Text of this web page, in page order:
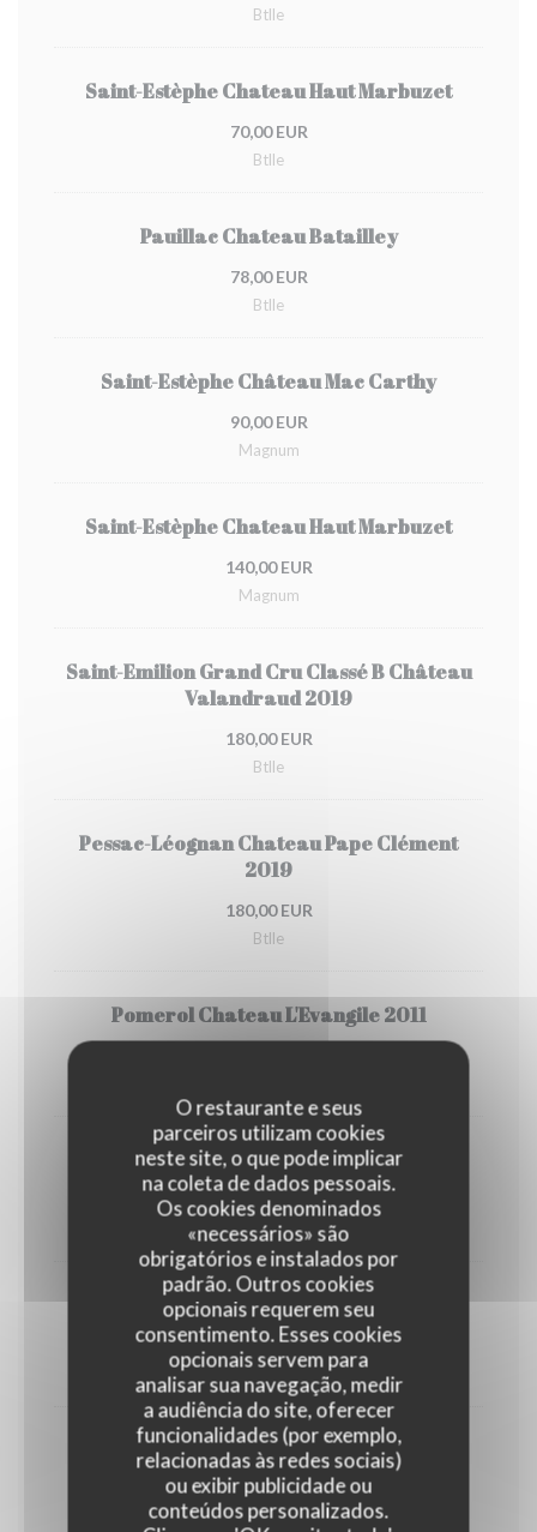
O restaurante e seus
parceiros utilizam cookies
neste site, o que pode implicar
na coleta de dados pessoais.
Os cookies denominados
«necessários» são
obrigatórios e instalados por
padrão. Outros cookies
opcionais requerem seu
consentimento. Esses cookies
opcionais servem para
analisar sua navegação, medir
a audiência do site, oferecer
funcionalidades (por exemplo,
relacionadas às redes sociais)
ou exibir publicidade ou
conteúdos personalizados.
Btlle
Saint-Estèphe Chateau Haut Marbuzet
70,00 EUR
Btlle
Pauillac Chateau Batailley
78,00 EUR
Btlle
Saint-Estèphe Château Mac Carthy
90,00 EUR
Magnum
Saint-Estèphe Chateau Haut Marbuzet
140,00 EUR
Magnum
Saint-Emilion Grand Cru Classé B Château
Valandraud 2019
180,00 EUR
Btlle
Pessac-Léognan Chateau Pape Clément
2019
180,00 EUR
Btlle
Pomerol Chateau L'Evangile 2011
Pomerol Château Clinet 2016
199,00 EUR
Btlle
Pauillac Château Pontet Canet 2009
280,00 EUR
Btlle
Saint-Emilion Grand Cru Clasée Château
Angelus 2015
450,00 EUR